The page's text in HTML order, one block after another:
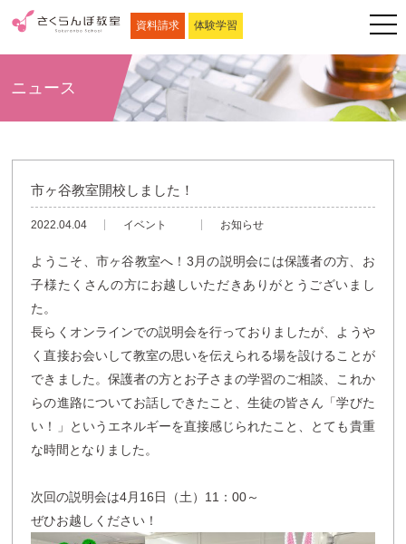
資料請求 体験学習
ニュース
市ヶ谷教室開校しました！
2022.04.04 イベント お知らせ
ようこそ、市ヶ谷教室へ！3月の説明会には保護者の方、お
子様たくさんの方にお越しいただきありがとうございまし
た。
長らくオンラインでの説明会を行っておりましたが、ようや
く直接お会いして教室の思いを伝えられる場を設けることが
できました。保護者の方とお子さまの学習のご相談、これか
らの進路についてお話しできたこと、生徒の皆さん「学びた
い！」というエネルギーを直接感じられたこと、とても貴重
な時間となりました。
次回の説明会は4月16日（土）11：00～
ぜひお越しください！